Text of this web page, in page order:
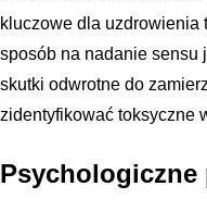
kluczowe dla uzdrowienia
sposób na nadanie sensu
skutki odwrotne do
zidentyfikować toksyczne
Psychologiczne